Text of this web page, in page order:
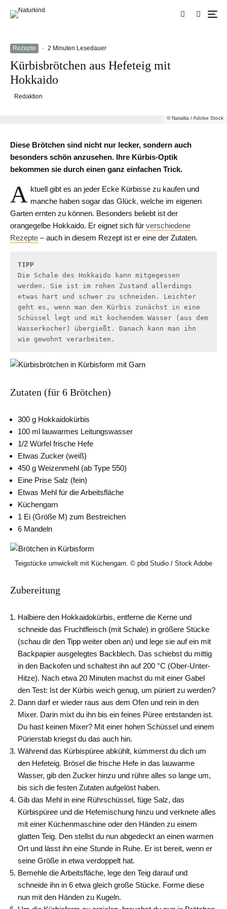
Rezepte · 2 Minuten Lesedauer
Kürbisbrötchen aus Hefeteig mit
Hokkaido
Redaktion
© Natallia / Adobe Stock
Diese Brötchen sind nicht nur lecker, sondern auch
besonders schön anzusehen. Ihre Kürbis-Optik
bekommen sie durch einen ganz einfachen Trick.
A ktuell gibt es an jeder Ecke Kürbisse zu kaufen und
manche haben sogar das Glück, welche im eigenen
Garten ernten zu können. Besonders beliebt ist der
orangegelbe Hokkaido. Er eignet sich für verschiedene
Rezepte – auch in diesem Rezept ist er eine der Zutaten.
TIPP
Die Schale des Hokkaido kann mitgegessen
werden. Sie ist im rohen Zustand allerdings
etwas hart und schwer zu schneiden. Leichter
geht es, wenn man den Kürbis zunächst in eine
Schüssel legt und mit kochendem Wasser (aus dem
Wasserkocher) übergießt. Danach kann man ihn
wie gewohnt verarbeiten.
Zutaten (für 6 Brötchen)
300 g Hokkaidokürbis
100 ml lauwarmes Leitungswasser
1/2 Würfel frische Hefe
Etwas Zucker (weiß)
450 g Weizenmehl (ab Type 550)
Eine Prise Salz (fein)
Etwas Mehl für die Arbeitsfläche
Küchengarn
1 Ei (Größe M) zum Bestreichen
6 Mandeln
Teigstücke umwickelt mit Küchengarn. © pbd Studio / Stock Adobe
Zubereitung
Halbiere den Hokkaidokürbis, entferne die Kerne und
schneide das Fruchtfleisch (mit Schale) in größere Stücke
(schau dir den Tipp weiter oben an) und lege sie auf ein mit
Backpapier ausgelegtes Backblech. Das schiebst du mittig
in den Backofen und schaltest ihn auf 200 °C (Ober-Unter-
Hitze). Nach etwa 20 Minuten machst du mit einer Gabel
den Test: Ist der Kürbis weich genug, um püriert zu werden?
Dann darf er wieder raus aus dem Ofen und rein in den
Mixer. Darin mixt du ihn bis ein feines Püree entstanden ist.
Du hast keinen Mixer? Mit einer hohen Schüssel und einem
Pürierstab kriegst du das auch hin.
Während das Kürbispüree abkühlt, kümmerst du dich um
den Hefeteig. Brösel die frische Hefe in das lauwarme
Wasser, gib den Zucker hinzu und rühre alles so lange um,
bis sich die festen Zutaten aufgelöst haben.
Gib das Mehl in eine Rührschüssel, füge Salz, das
Kürbispüree und die Hefemischung hinzu und verknete alles
mit einer Küchenmaschine oder den Händen zu einem
glatten Teig. Den stellst du nun abgedeckt an einen warmen
Ort und lässt ihn eine Stunde in Ruhe. Er ist bereit, wenn er
seine Größe in etwa verdoppelt hat.
Bemehle die Arbeitsfläche, lege den Teig darauf und
schneide ihn in 6 etwa gleich große Stücke. Forme diese
nun mit den Händen zu Kugeln.